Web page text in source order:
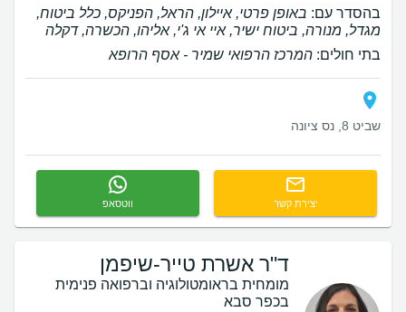
בהסדר עם: באופן פרטי, איילון, הראל, הפניקס, כלל ביטוח,
מגדל, מנורה, ביטוח ישיר, איי אי ג'י, אליהו, הכשרה, דקלה
בתי חולים: המרכז הרפואי שמיר - אסף הרופא
שביט 8, נס ציונה
יצירת קשר ווטסאפ
ד"ר אשרת טייר-שיפמן
מומחית בראומטולוגיה וברפואה פנימית
בכפר סבא